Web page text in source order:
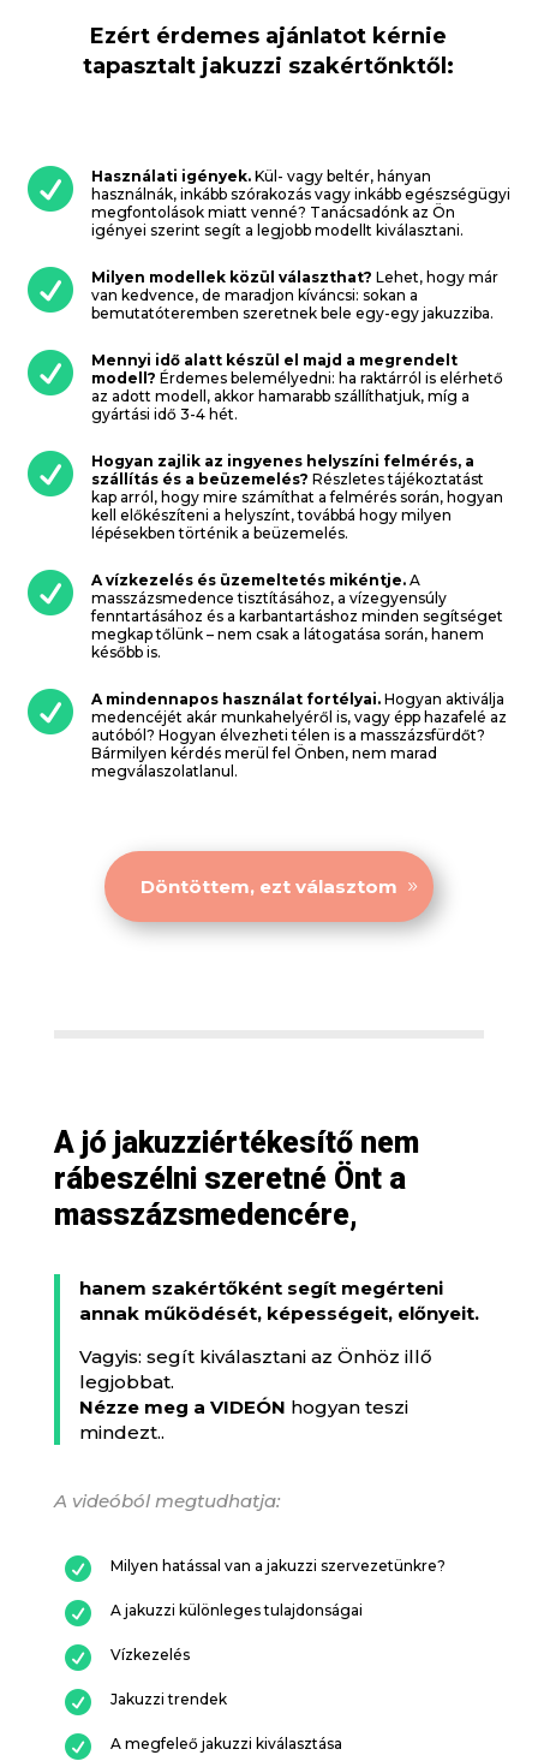
Ezért érdemes ajánlatot kérnie
tapasztalt jakuzzi szakértőnktől:
 Használati igények.Kül- vagy beltér, hányan
használnák, inkább szórakozás vagy inkább egészségügyi
megfontolások miatt venné? Tanácsadónk az Ön
igényei szerint segít a legjobb modellt kiválasztani.
 Milyen modellek közül választhat? Lehet, hogy már
van kedvence, de maradjon kíváncsi: sokan a
bemutatóteremben szeretnek bele egy-egy jakuzziba.

Mennyi idő alatt készül el majd a megrendelt
modell? Érdemes belemélyedni: ha raktárról is elérhető
az adott modell, akkor hamarabb szállíthatjuk, míg a
gyártási idő 3-4 hét.

Hogyan zajlik az ingyenes helyszíni felmérés, a
szállítás és a beüzemelés? Részletes tájékoztatást
kap arról, hogy mire számíthat a felmérés során, hogyan
kell előkészíteni a helyszínt, továbbá hogy milyen
lépésekben történik a beüzemelés.
 A vízkezelés és üzemeltetés mikéntje.A
masszázsmedence tisztításához, a vízegyensúly
fenntartásához és a karbantartáshoz minden segítséget
megkap tőlünk – nem csak a látogatása során, hanem
később is.
 A mindennapos használat fortélyai.Hogyan aktiválja
medencéjét akár munkahelyéről is, vagy épp hazafelé az
autóból? Hogyan élvezheti télen is a masszázsfürdőt?
Bármilyen kérdés merül fel Önben, nem marad
megválaszolatlanul.
Döntöttem, ezt választom
A jó jakuzziértékesítő nem
rábeszélni szeretné Önt a
masszázsmedencére,
hanem szakértőként segít megérteni
annak működését, képességeit, előnyeit.
Vagyis: segít kiválasztani az Önhöz illő
legjobbat.
Nézze meg a VIDEÓN hogyan teszi
mindezt..
A videóból megtudhatja:
 Milyen hatással van a jakuzzi szervezetünkre?
 A jakuzzi különleges tulajdonságai
 Vízkezelés
 Jakuzzi trendek
 A megfeleő jakuzzi kiválasztása